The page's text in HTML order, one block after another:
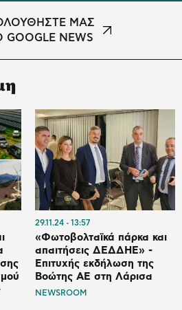
ΜΑΣ
GOOGLE NEWS
29.11.24 13:57
«Φωτοβολταϊκά πάρκα και
απαιτήσεις ΔΕΔΔΗΕ» -
Επιτυχής εκδήλωση της
Βοώτης ΑΕ στη Λάρισα
NEWSROOM